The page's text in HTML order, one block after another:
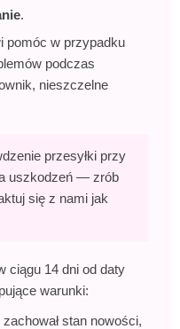
.
pomóc w przypadku
podczas
nieszczelne
przesyłki przy
uszkodzeń — zrób
się z nami jak
ciągu 14 dni od daty
warunki:
stan nowości,